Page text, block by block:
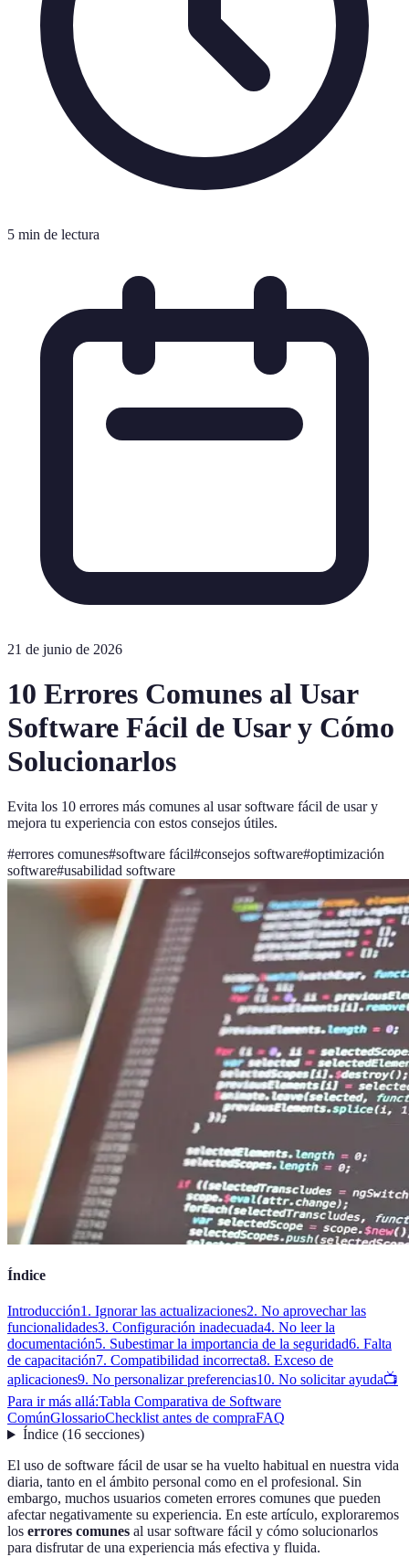
5 min de lectura
21 de junio de 2026
10 Errores Comunes al Usar
Software Fácil de Usar y Cómo
Solucionarlos
Evita los 10 errores más comunes al usar software fácil de usar y
mejora tu experiencia con estos consejos útiles.
#errores comunes#software fácil#consejos software#optimización
software#usabilidad software
Índice
Introducción1. Ignorar las actualizaciones2. No aprovechar las
funcionalidades3. Configuración inadecuada4. No leer la
documentación5. Subestimar la importancia de la seguridad6. Falta
de capacitación7. Compatibilidad incorrecta8. Exceso de
aplicaciones9. No personalizar preferencias10. No solicitar ayuda📺
Para ir más allá:Tabla Comparativa de Software
ComúnGlossarioChecklist antes de compraFAQ
Índice(16 secciones)
El uso de software fácil de usar se ha vuelto habitual en nuestra vida
diaria, tanto en el ámbito personal como en el profesional. Sin
embargo, muchos usuarios cometen errores comunes que pueden
afectar negativamente su experiencia. En este artículo, exploraremos
los errores comunes al usar software fácil y cómo solucionarlos
para disfrutar de una experiencia más efectiva y fluida.